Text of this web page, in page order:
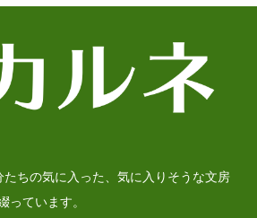
ちの気に入った、気に入りそうな文房
っています。